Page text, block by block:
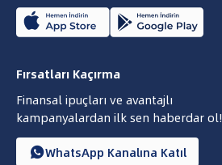
Fırsatları Kaçırma
Finansal ipuçları ve avantajlı
kampanyalardan ilk sen haberdar ol!
WhatsApp Kanalına Katıl